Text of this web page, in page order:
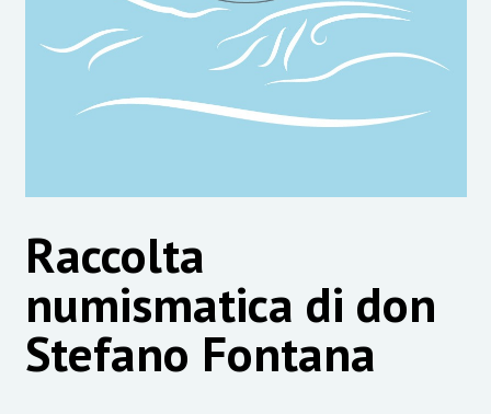
Raccolta
numismatica di don
Stefano Fontana